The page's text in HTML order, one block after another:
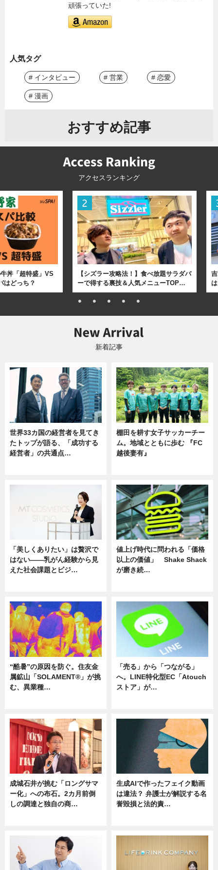
頑張っていた!
人気タグ
# インタビュー # 営業 # 恋愛
# 漫画
おすすめ記事
アクセスランキング
丼「超特盛」VS
はどっち？
【シズラー攻略法！】食べ放題サラダバ
ーで得する裏技＆人気メニューTOP…
新着記事
世界33カ国の経営者を見てき
たトップが語る、「成功する
経営者」の共通点…
棚田を耕す女子サッカーチー
ム。地域とともに歩む 『FC
越後妻有』
「美しくありたい」は贅沢で
はない――乳がん経験から見
えた社会課題とビジ…
値上げ時代に問われる「価格
以上の価値」 Shake Shack
が磨き続…
“酷暑”の原因を防ぐ。住友金
属鉱山「SOLAMENT®」が挑
む、異業種…
「売る」から「つながる」
へ。LINE特化型EC「Atouch
ストア」が…
成城石井が挑む「ロングサマ
ー化」への布石。2カ月前倒
しの調達と独自の商…
生成AIで作ったフェイク動画
は違法？ 弁護士が解説する名
誉毀損と法的責…